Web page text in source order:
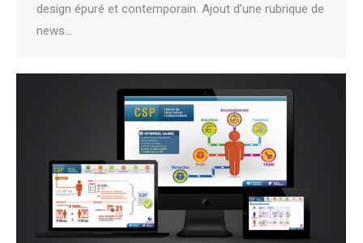
design épuré et contemporain. Ajout d’une rubrique de
news…